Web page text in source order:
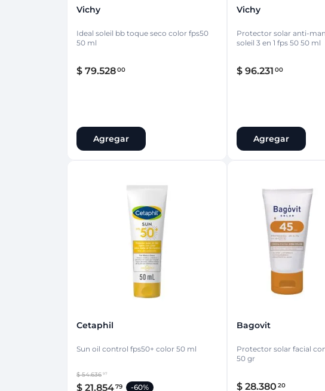
Vichy
Ideal soleil bb toque seco color fps50
50 ml
$ 79.52800
Agregar
Vichy
Protector solar anti-
soleil 3 en 1 fps 50 50 ml
$ 96.231 00
Agregar
Cetaphil
Sun oil control fps50+ color 50 ml
$ 54.636 97
$ 21.85479 -60%
Bagovit
Protector solar facial
50 gr
$ 28.380 20